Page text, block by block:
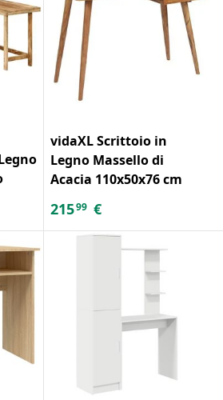
vidaXL Scrittoio in
Legno Massello di
Acacia 110x50x76 cm
21599 €